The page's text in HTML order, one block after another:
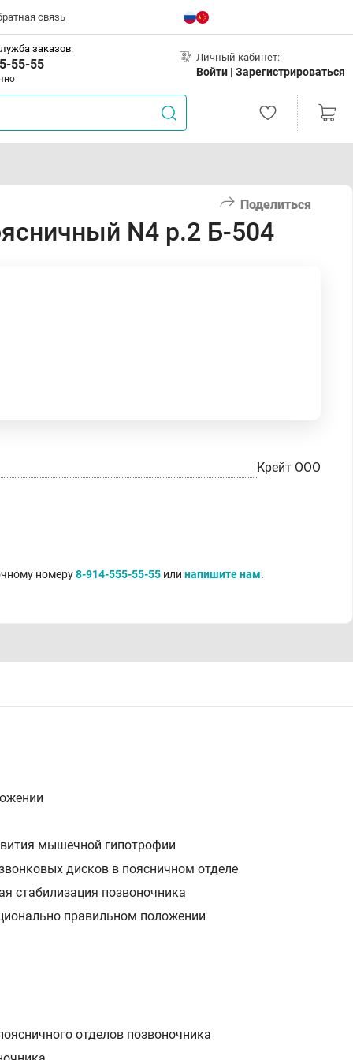
связь
заказов:
55-55 Личный кабинет:
Войти | Зарегистрироваться
Поделиться
N4 р.2 Б-504
Крейт ООО
номеру8-914-555-55-55 или напишите нам.
мышечной гипотрофии
дисков в поясничном отделе
стабилизация позвоночника
правильном положении
отделов позвоночника